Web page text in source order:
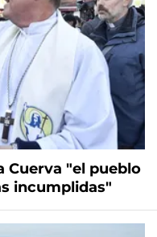
Cuerva "el pueblo
incumplidas"